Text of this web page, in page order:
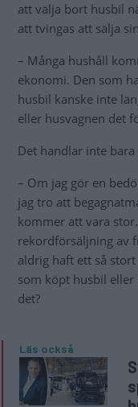
att välja bort husbil
att tvingas att sälja
– Många hushåll
ekonomi. Den som
husbil kanske inte
eller husvagnen det
Det handlar inte
– Om jag gör en
jag tro att
kommer att vara
rekordförsäljning av
aldrig haft ett så
som köpt husbil eller
det?
Läs också